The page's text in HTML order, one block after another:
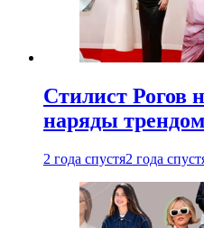
Стилист Рогов
наряды
2 года спустя2 года